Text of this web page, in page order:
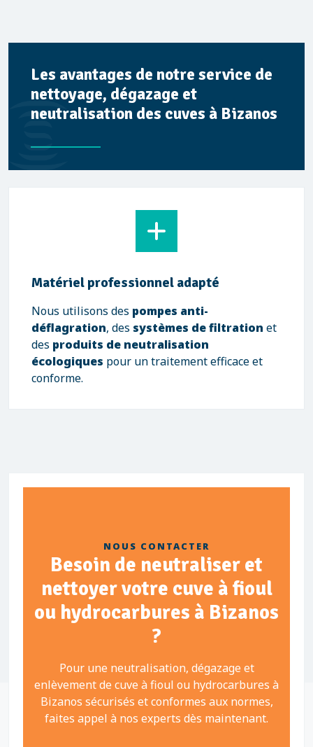
Les avantages de notre service de
nettoyage, dégazage et
neutralisation des cuves à Bizanos
Matériel professionnel adapté
Nous utilisons des pompes anti-
déflagration, des systèmes de filtration et
des produits de neutralisation
écologiques pour un traitement efficace et
conforme.
NOUS CONTACTER
Besoin de neutraliser et
nettoyer votre cuve à fioul
ou hydrocarbures à Bizanos
?
Pour une neutralisation, dégazage et
enlèvement de cuve à fioul ou hydrocarbures à
Bizanos sécurisés et conformes aux normes,
faites appel à nos experts dès maintenant.